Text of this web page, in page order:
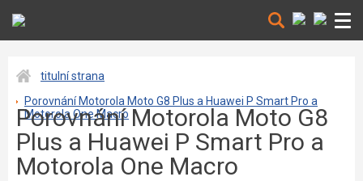
titulní strana
Porovnání Motorola Moto G8 Plus a Huawei P Smart Pro a
Motorola One Macro
Porovnání Motorola Moto G8
Plus a Huawei P Smart Pro a
Motorola One Macro